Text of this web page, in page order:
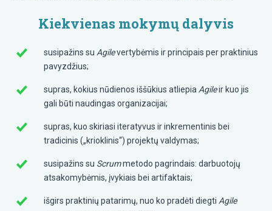
Kiekvienas mokymų dalyvis
susipažins su Agilevertybėmis ir principais per praktinius
pavyzdžius;
supras, kokius nūdienos iššūkius atliepia Agileir kuo jis
gali būti naudingas organizacijai;
supras, kuo skiriasi iteratyvus ir inkrementinis bei
tradicinis („krioklinis“) projektų valdymas;
susipažins su Scrummetodo pagrindais: darbuotojų
atsakomybėmis, įvykiais bei artifaktais;
išgirs praktinių patarimų, nuo ko pradėti diegti Agile